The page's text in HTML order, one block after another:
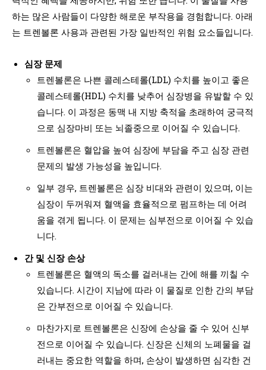
하는 많은 사람들이 다양한 해로운 부작용을 경험합니다. 아래
는 트렌볼론 사용과 관련된 가장 일반적인 위험 요소들입니다.
심장 문제
트렌볼론은 나쁜 콜레스테롤(LDL) 수치를 높이고 좋은
콜레스테롤(HDL) 수치를 낮추어 심장병을 유발할 수 있
습니다. 이 과정은 동맥 내 지방 축적을 초래하여 궁극적
으로 심장마비 또는 뇌졸중으로 이어질 수 있습니다.
트렌볼론은 혈압을 높여 심장에 부담을 주고 심장 관련
문제의 발생 가능성을 높입니다.
일부 경우, 트렌볼론은 심장 비대와 관련이 있으며, 이는
심장이 두꺼워져 혈액을 효율적으로 펌프하는 데 어려
움을 겪게 됩니다. 이 문제는 심부전으로 이어질 수 있습
니다.
간 및 신장 손상
트렌볼론은 혈액의 독소를 걸러내는 간에 해를 끼칠 수
있습니다. 시간이 지남에 따라 이 물질로 인한 간의 부담
은 간부전으로 이어질 수 있습니다.
마찬가지로 트렌볼론은 신장에 손상을 줄 수 있어 신부
전으로 이어질 수 있습니다. 신장은 신체의 노폐물을 걸
러내는 중요한 역할을 하며, 손상이 발생하면 심각한 건